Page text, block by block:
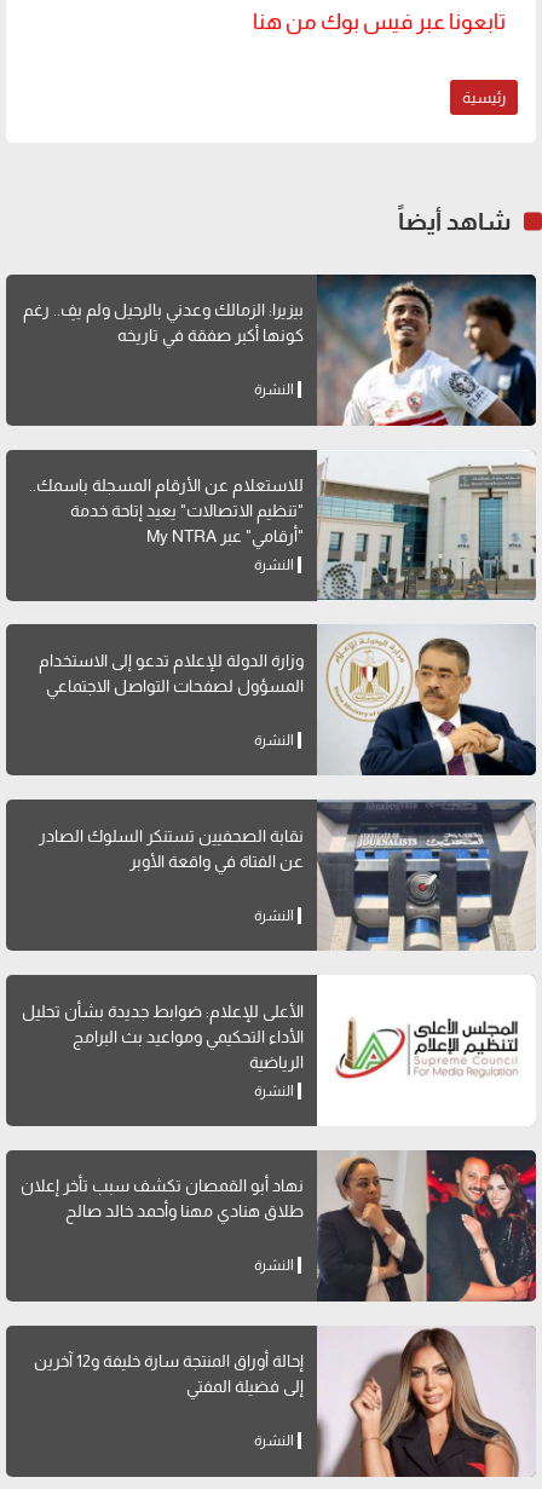
تابعونا عبر فيس بوك من هنا
رئيسية
شاهد أيضاً
بيزيرا: الزمالك وعدني بالرحيل ولم يفِ.. رغم
كونها أكبر صفقة في تاريخه
النشرة
للاستعلام عن الأرقام المسجلة باسمك..
"تنظيم الاتصالات" يعيد إتاحة خدمة
"أرقامي" عبر My NTRA
النشرة
وزارة الدولة للإعلام تدعو إلى الاستخدام
المسؤول لصفحات التواصل الاجتماعي
النشرة
نقابة الصحفيين تستنكر السلوك الصادر
عن الفتاة في واقعة الأوبر
النشرة
الأعلى للإعلام: ضوابط جديدة بشأن تحليل
الأداء التحكيمي ومواعيد بث البرامج
الرياضية
النشرة
نهاد أبو القمصان تكشف سبب تأخر إعلان
طلاق هنادي مهنا وأحمد خالد صالح
النشرة
إحالة أوراق المنتجة سارة خليفة و12 آخرين
إلى فضيلة المفتي
النشرة